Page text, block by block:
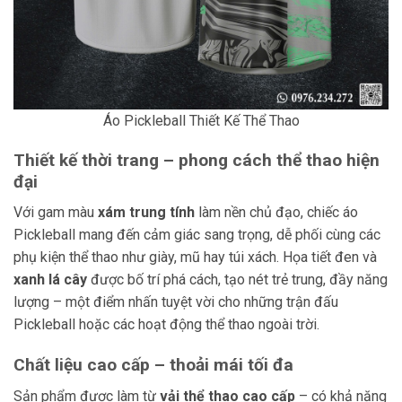
Áo Pickleball Thiết Kế Thể Thao
Thiết kế thời trang – phong cách thể thao hiện
đại
Với gam màu xám trung tính làm nền chủ đạo, chiếc áo
Pickleball mang đến cảm giác sang trọng, dễ phối cùng các
phụ kiện thể thao như giày, mũ hay túi xách. Họa tiết đen và
xanh lá cây được bố trí phá cách, tạo nét trẻ trung, đầy năng
lượng – một điểm nhấn tuyệt vời cho những trận đấu
Pickleball hoặc các hoạt động thể thao ngoài trời.
Chất liệu cao cấp – thoải mái tối đa
Sản phẩm được làm từ vải thể thao cao cấp – có khả năng